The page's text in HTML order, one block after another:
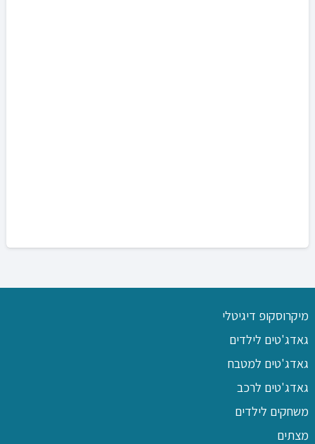
מיקרוסקופ דיגיטלי
גאדג'טים לילדים
גאדג'טים למטבח
גאדג'טים לרכב
משחקים לילדים
מצתים